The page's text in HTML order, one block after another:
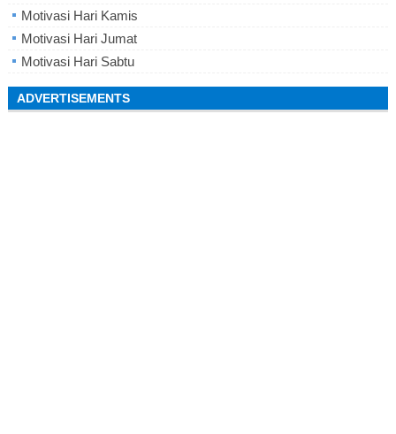
Motivasi Hari Kamis
Motivasi Hari Jumat
Motivasi Hari Sabtu
ADVERTISEMENTS